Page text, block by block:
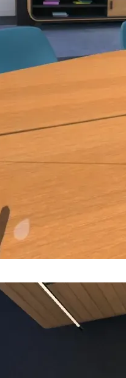
。約90分後、それは傷つ
らなければならないことを
んが、非仮想デスクトップ
います。
と呼ばれる2番目
プ」とは別に、VRでリ
に特別に設計されたアプ
「仮想デスクトップ」と呼
す。このアプリは、Mac
サポートしています。
、レイテンシはMetaのソ
っています。異なる環境か
は現在「Oculusリモート
一般に、仮想デスクトップ
、同様にうまく機能しま
が好きです。そのため、